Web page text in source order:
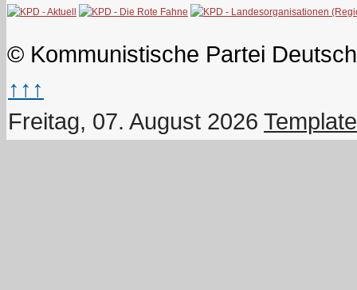
© Kommunistische Partei
↑↑↑
Freitag, 07. August 2026